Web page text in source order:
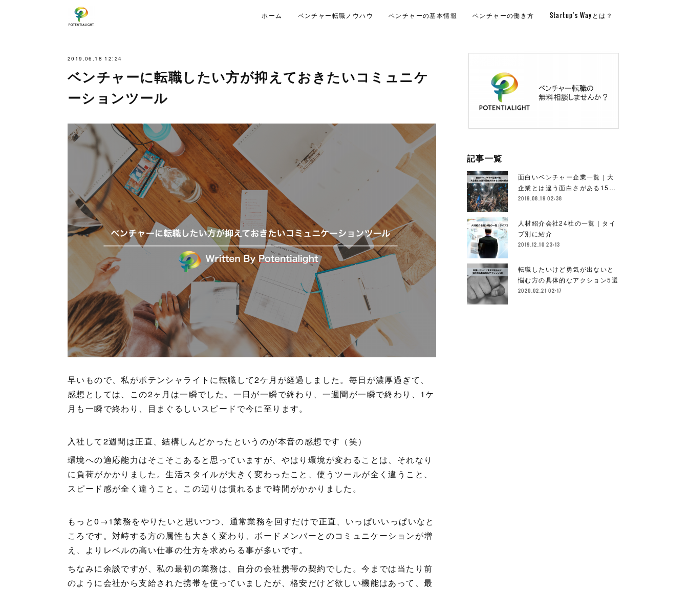
ホーム ベンチャー転職ノウハウ ベンチャーの基本情報 ベンチャーの働き方 Startup's Wayとは？
2019.06.18 12:24
ベンチャーに転職したい方が抑えておきたいコミュニケ
ーションツール
早いもので、私がポテンシャライトに転職して2ケ月が経過しました。毎日が濃厚過ぎて、
感想としては、この2ヶ月は一瞬でした。一日が一瞬で終わり、一週間が一瞬で終わり、1ケ
月も一瞬で終わり、目まぐるしいスピードで今に至ります。
入社して2週間は正直、結構しんどかったというのが本音の感想です（笑）
環境への適応能力はそこそこあると思っていますが、やはり環境が変わることは、それなり
に負荷がかかりました。生活スタイルが大きく変わったこと、使うツールが全く違うこと、
スピード感が全く違うこと。この辺りは慣れるまで時間がかかりました。
もっと0→1業務をやりたいと思いつつ、通常業務を回すだけで正直、いっぱいいっぱいなと
ころです。対峙する方の属性も大きく変わり、ボードメンバーとのコミュニケーションが増
え、よりレベルの高い仕事の仕方を求めらる事が多いです。
ちなみに余談ですが、私の最初の業務は、自分の会社携帯の契約でした。今までは当たり前
のように会社から支給された携帯を使っていましたが、格安だけど欲しい機能はあって、最
記事一覧
面白いベンチャー企業一覧｜大
企業とは違う面白さがある15…
2019.08.19 02:38
人材紹介会社24社の一覧｜タイ
プ別に紹介
2019.12.10 23:13
転職したいけど勇気が出ないと
悩む方の具体的なアクション5選
2020.02.21 02:17